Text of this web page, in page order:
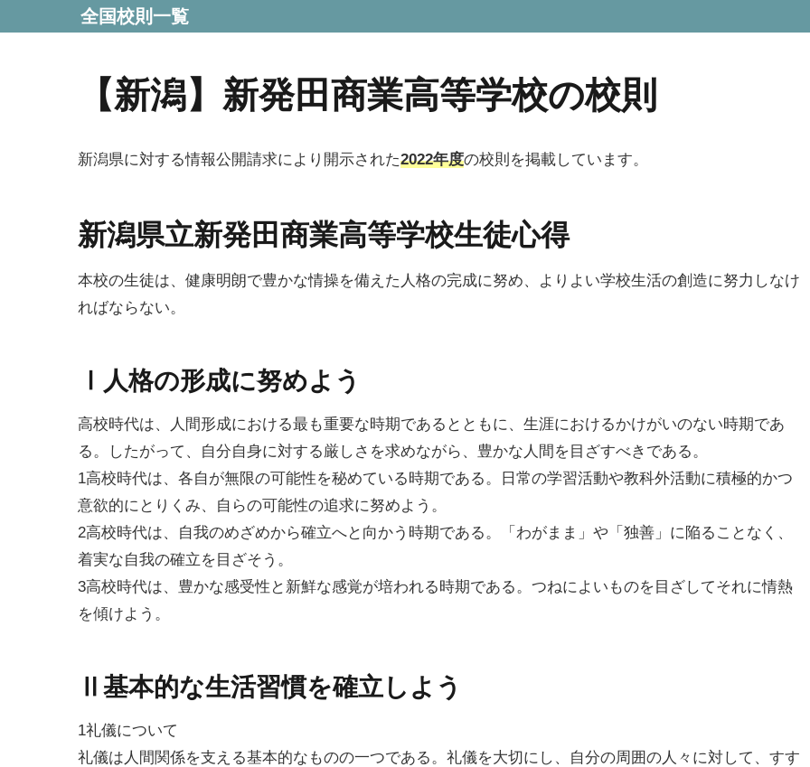
全国校則一覧
【新潟】新発田商業高等学校の校則
新潟県に対する情報公開請求により開示された2022年度の校則を掲載しています。
新潟県立新発田商業高等学校生徒心得
本校の生徒は、健康明朗で豊かな情操を備えた人格の完成に努め、よりよい学校生活の創造に努力しなけ
ればならない。
Ⅰ人格の形成に努めよう
高校時代は、人間形成における最も重要な時期であるとともに、生涯におけるかけがいのない時期であ
る。したがって、自分自身に対する厳しさを求めながら、豊かな人間を目ざすべきである。
1高校時代は、各自が無限の可能性を秘めている時期である。日常の学習活動や教科外活動に積極的かつ
意欲的にとりくみ、自らの可能性の追求に努めよう。
2高校時代は、自我のめざめから確立へと向かう時期である。「わがまま」や「独善」に陥ることなく、
着実な自我の確立を目ざそう。
3高校時代は、豊かな感受性と新鮮な感覚が培われる時期である。つねによいものを目ざしてそれに情熱
を傾けよう。
Ⅱ基本的な生活習慣を確立しよう
1礼儀について
礼儀は人間関係を支える基本的なものの一つである。礼儀を大切にし、自分の周囲の人々に対して、すす